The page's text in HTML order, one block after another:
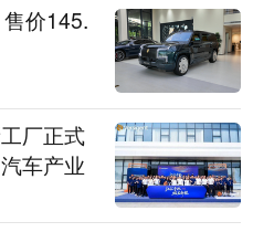
价145.
厂正式
车产业